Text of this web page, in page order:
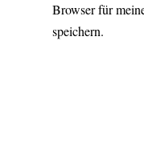
Browser für
speichern.